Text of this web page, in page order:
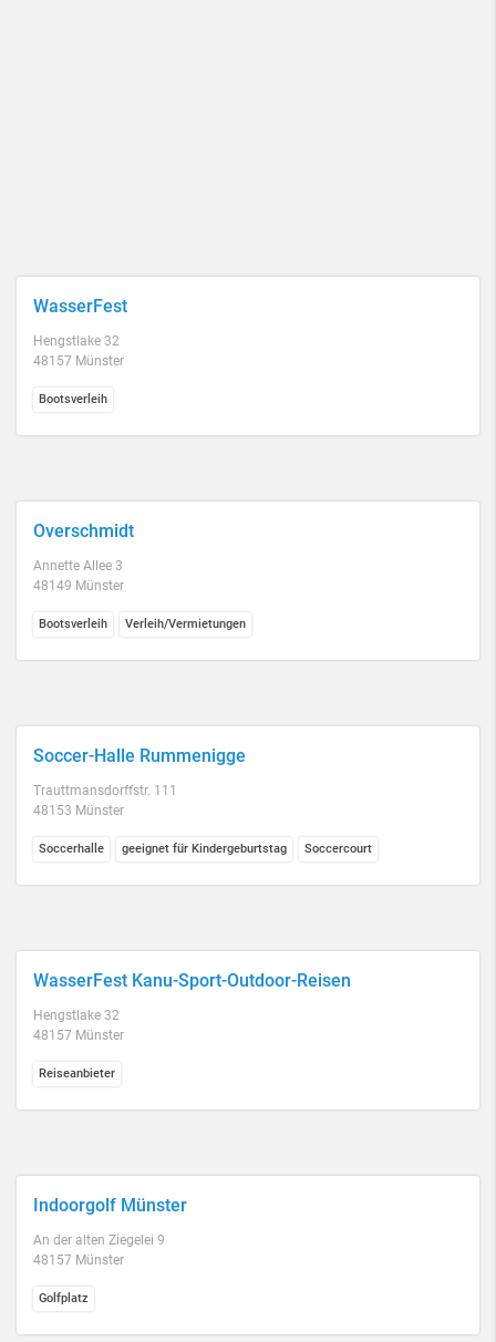
WasserFest
Hengstlake 32
48157 Münster
Bootsverleih
Overschmidt
Annette Allee 3
48149 Münster
Bootsverleih Verleih/Vermietungen
Soccer-Halle Rummenigge
Trauttmansdorffstr. 111
48153 Münster
Soccerhalle geeignet für Kindergeburtstag Soccercourt
WasserFest Kanu-Sport-Outdoor-Reisen
Hengstlake 32
48157 Münster
Reiseanbieter
Indoorgolf Münster
An der alten Ziegelei 9
48157 Münster
Golfplatz